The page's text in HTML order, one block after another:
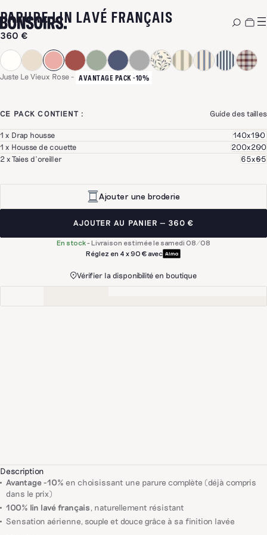
PARURE LIN LAVÉ FRANÇAIS- JUSTE LE
360 €
Juste Le Vieux Rose- AVANTAGE PACK -10%
CE PACK CONTIENT : Guide des tailles
1 x Drap housse
1 x Housse de couette
2 x Taies d'oreiller
Ajouter une broderie
AJOUTER AU PANIER 360 €
En stock-Livraison estimée le samedi 08/08
Réglez en 4 x 90 € avec
Vérifier la disponibilité en boutique
Description
Avantage -10% en choisissant une parure complète (déjà compris
dans le prix)
100% lin lavé français, naturellement résistant
Sensation aérienne, souple et douce grâce à sa finition lavée